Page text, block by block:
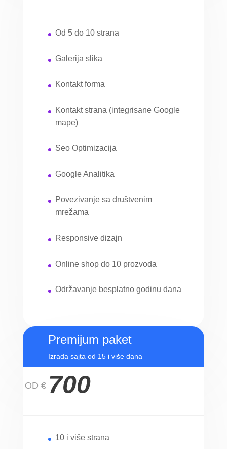
Od 5 do 10 strana
Galerija slika
Kontakt forma
Kontakt strana (integrisane Google
mape)
Seo Optimizacija
Google Analitika
Povezivanje sa društvenim
mrežama
Responsive dizajn
Online shop do 10 prozvoda
Održavanje besplatno godinu dana
Premijum paket
Izrada sajta od 15 i više dana
OD € 700
10 i više strana